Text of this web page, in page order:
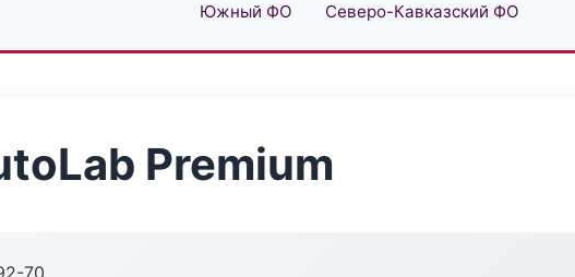
Южный ФО Северо-Кавказский ФО
Premium
70